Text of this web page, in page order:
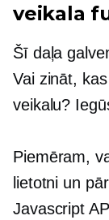
veikala
Šī daļa
Vai zināt,
veikalu?
Piemēram,
lietotni un
Javascript